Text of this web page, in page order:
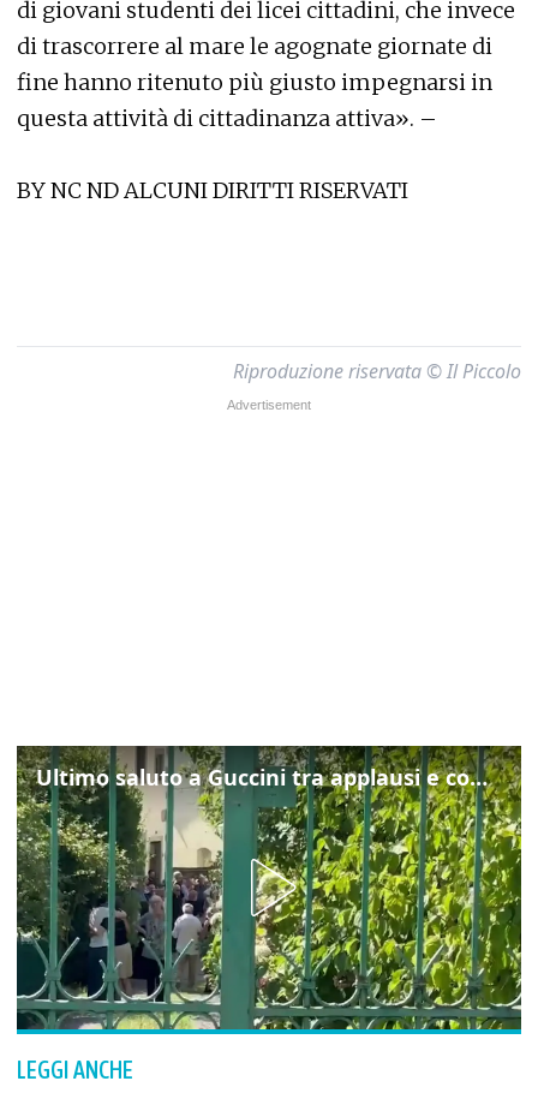
di giovani studenti dei licei cittadini, che invece
di trascorrere al mare le agognate giornate di
fine hanno ritenuto più giusto impegnarsi in
questa attività di cittadinanza attiva». –
BY NC ND ALCUNI DIRITTI RISERVATI
Riproduzione riservata © Il Piccolo
Ultimo saluto a Guccini tra applausi e commozione a Pavana
LEGGI ANCHE